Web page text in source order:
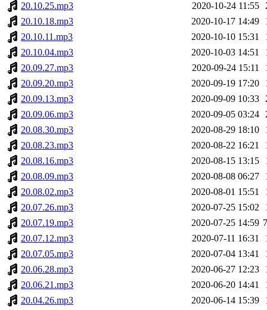
20.10.25.mp3
2020-10-24 11:55
20.10.18.mp3
2020-10-17 14:49
20.10.11.mp3
2020-10-10 15:31
20.10.04.mp3
2020-10-03 14:51
20.09.27.mp3
2020-09-24 15:11
20.09.20.mp3
2020-09-19 17:20
20.09.13.mp3
2020-09-09 10:33
20.09.06.mp3
2020-09-05 03:24
20.08.30.mp3
2020-08-29 18:10
20.08.23.mp3
2020-08-22 16:21
20.08.16.mp3
2020-08-15 13:15
20.08.09.mp3
2020-08-08 06:27
20.08.02.mp3
2020-08-01 15:51
20.07.26.mp3
2020-07-25 15:02
20.07.19.mp3
2020-07-25 14:59
20.07.12.mp3
2020-07-11 16:31
20.07.05.mp3
2020-07-04 13:41
20.06.28.mp3
2020-06-27 12:23
20.06.21.mp3
2020-06-20 14:41
20.04.26.mp3
2020-06-14 15:39